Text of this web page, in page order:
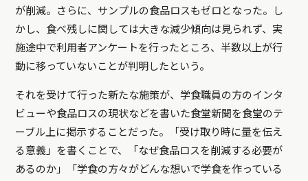
が削減。さらに、サンプルの食品ロスもゼロとなった。し
かし、食べ残しに関しては大きな減少傾向は見られず、実
施途中で利用者アンケートを行ったところ、半数以上が行
動に移っていないことが判明したという。
それを受けて行った新たな施策が、学食職員の方のインタ
ビューや食品ロスの現状などを書いた食堂新聞を食堂のテ
ーブル上に掲示することだった。「受け取り時に量を伝え
る意義」を書くことで、「なぜ食品ロスを削減する必要が
あるのか」「学食の方々がどんな想いで学食を作っている